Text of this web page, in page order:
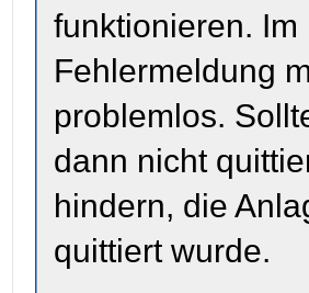
funktionieren.
Fehlermeldung
problemlos.
dann nicht
hindern, die
quittiert wurde.